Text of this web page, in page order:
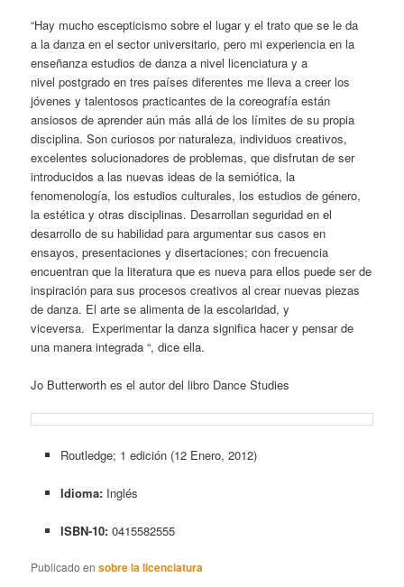
“Hay mucho escepticismo sobre el lugar y el trato que se le da
a la danza en el sector universitario, pero mi experiencia en la
enseñanza estudios de danza a nivel licenciatura y a
nivel postgrado en tres países diferentes me lleva a creer los
jóvenes y talentosos practicantes de la coreografía están
ansiosos de aprender aún más allá de los límites de su propia
disciplina. Son curiosos por naturaleza, individuos creativos,
excelentes solucionadores de problemas, que disfrutan de ser
introducidos a las nuevas ideas de la semiótica, la
fenomenología, los estudios culturales, los estudios de género,
la estética y otras disciplinas. Desarrollan seguridad en el
desarrollo de su habilidad para argumentar sus casos en
ensayos, presentaciones y disertaciones; con frecuencia
encuentran que la literatura que es nueva para ellos puede ser de
inspiración para sus procesos creativos al crear nuevas piezas
de danza. El arte se alimenta de la escolaridad, y
viceversa. Experimentar la danza significa hacer y pensar de
una manera integrada “, dice ella.
Jo Butterworth es el autor del libro Dance Studies
Routledge; 1 edición (12 Enero, 2012)
Idioma:Inglés
ISBN-10:0415582555
Publicado en sobre la licenciatura